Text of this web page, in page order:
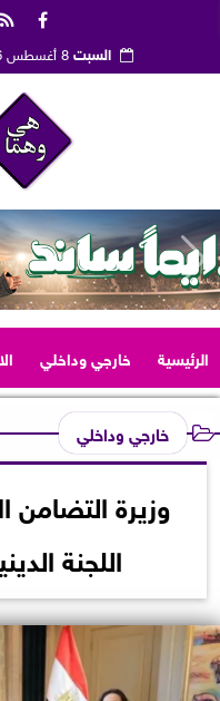
السبت8 أغسطس 2026
الرئيسية خارجي وداخلي
خارجي وداخلي
وزيرة التضامن
اللجنة